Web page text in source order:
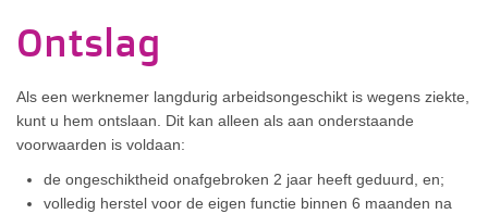
Ontslag
Als een werknemer langdurig arbeidsongeschikt is wegens ziekte,
kunt u hem ontslaan. Dit kan alleen als aan onderstaande
voorwaarden is voldaan:
de ongeschiktheid onafgebroken 2 jaar heeft geduurd, en;
volledig herstel voor de eigen functie binnen 6 maanden na